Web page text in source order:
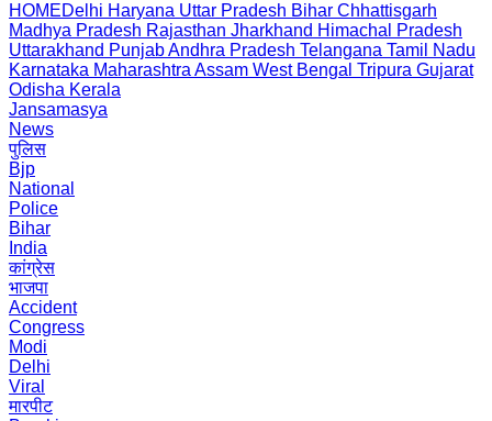
HOMEDelhi Haryana Uttar Pradesh Bihar Chhattisgarh
Madhya Pradesh Rajasthan Jharkhand Himachal Pradesh
Uttarakhand PunjabAndhra Pradesh Telangana Tamil Nadu
Karnataka Maharashtra Assam West Bengal Tripura Gujarat
Odisha Kerala
Jansamasya
News
पुलिस
Bjp
National
Police
Bihar
India
कांग्रेस
भाजपा
Accident
Congress
Modi
Delhi
Viral
मारपीट